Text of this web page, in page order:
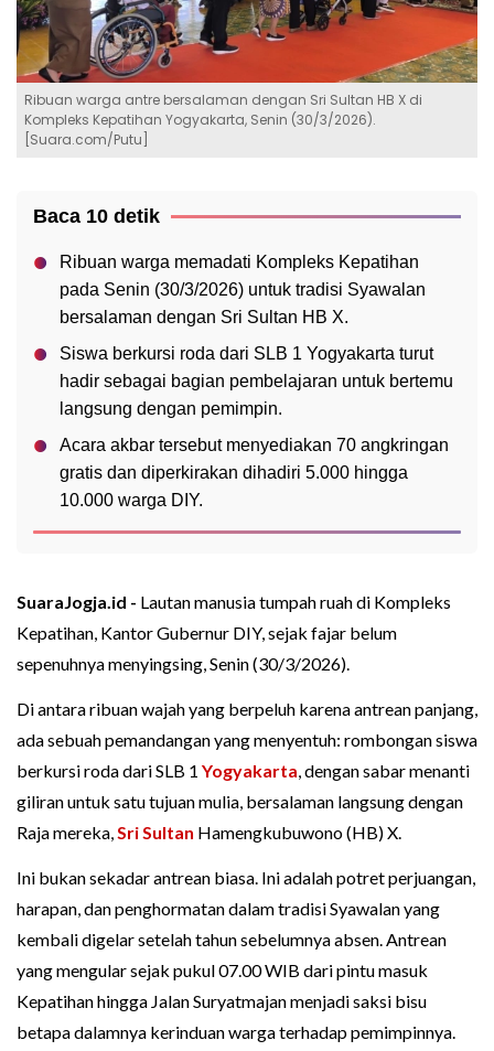
Ribuan warga antre bersalaman dengan Sri Sultan HB X di
Kompleks Kepatihan Yogyakarta, Senin (30/3/2026).
[Suara.com/Putu]
Baca 10 detik
Ribuan warga memadati Kompleks Kepatihan
pada Senin (30/3/2026) untuk tradisi Syawalan
bersalaman dengan Sri Sultan HB X.
Siswa berkursi roda dari SLB 1 Yogyakarta turut
hadir sebagai bagian pembelajaran untuk bertemu
langsung dengan pemimpin.
Acara akbar tersebut menyediakan 70 angkringan
gratis dan diperkirakan dihadiri 5.000 hingga
10.000 warga DIY.
SuaraJogja.id - Lautan manusia tumpah ruah di Kompleks
Kepatihan, Kantor Gubernur DIY, sejak fajar belum
sepenuhnya menyingsing, Senin (30/3/2026).
Di antara ribuan wajah yang berpeluh karena antrean panjang,
ada sebuah pemandangan yang menyentuh: rombongan siswa
berkursi roda dari SLB 1 Yogyakarta, dengan sabar menanti
giliran untuk satu tujuan mulia, bersalaman langsung dengan
Raja mereka,Sri Sultan Hamengkubuwono (HB) X.
Ini bukan sekadar antrean biasa. Ini adalah potret perjuangan,
harapan, dan penghormatan dalam tradisi Syawalan yang
kembali digelar setelah tahun sebelumnya absen. Antrean
yang mengular sejak pukul 07.00 WIB dari pintu masuk
Kepatihan hingga Jalan Suryatmajan menjadi saksi bisu
betapa dalamnya kerinduan warga terhadap pemimpinnya.